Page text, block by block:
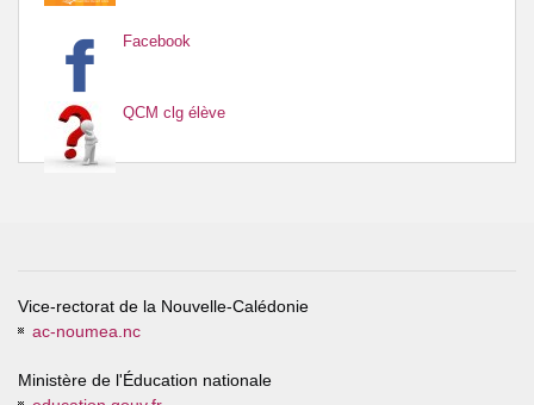
Facebook
QCM clg élève
Vice-rectorat de la Nouvelle-Calédonie
ac-noumea.nc
Ministère de l'Éducation nationale